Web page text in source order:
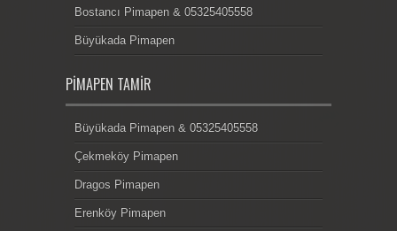
Bostancı Pimapen & 05325405558
Büyükada Pimapen
PIMAPEN TAMIR
Büyükada Pimapen & 05325405558
Çekmeköy Pimapen
Dragos Pimapen
Erenköy Pimapen